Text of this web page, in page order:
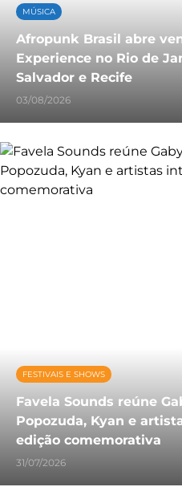
MÚSICA
Afropunk Brasil abre
Experience no Rio de
Salvador e Recife
03/08/2026
FESTIVAIS E SHOWS
Favela Sounds reúne
Popozuda, Kyan e
edição comemorativa
31/07/2026